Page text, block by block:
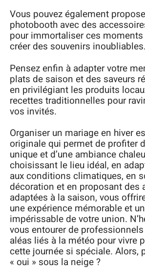
Vous pouvez également
photobooth avec des
pour immortaliser ces
créer des souvenirs inoubliables.
Pensez enfin à adapter votre
plats de saison et des saveurs
en privilégiant les produits
recettes traditionnelles pour
vos invités.
Organiser un mariage en hiver
originale qui permet de profiter
unique et d’une ambiance
choisissant le lieu idéal, en
aux conditions climatiques, en
décoration et en proposant des
adaptées à la saison, vous
une expérience mémorable et
impérissable de votre union.
vous entourer de
aléas liés à la météo pour vivre
cette journée si spéciale. Alors,
« oui » sous la neige ?